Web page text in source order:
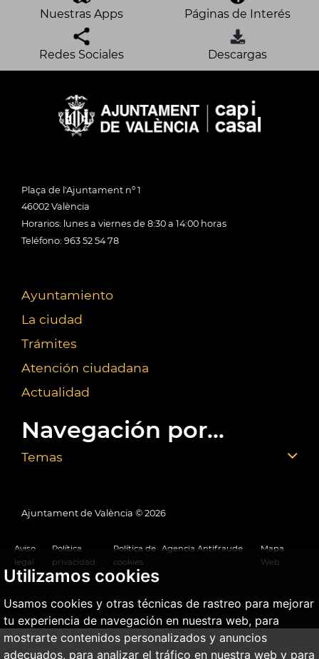
Utilizamos cookies
Usamos cookies y otras técnicas de rastreo para mejorar
tu experiencia de navegación en nuestra web, para
mostrarte contenidos personalizados y anuncios
adecuados, para analizar el tráfico en nuestra web y para
Nuestras Apps Páginas de Interés
Redes Sociales Descargas
Plaça de l'Ajuntament nº 1
46002 València
Horarios: lunes a viernes de 8:30 a 14:00 horas
Teléfono: 963 52 54 78
Ayuntamiento
La ciudad
Trámites
Atención ciudadana
Actualidad
Navegación por...
Temas
Ajuntament de València © 2026
Aviso
legal
Política
privacidad
Política de
cookies
Agencia Antifraude
Mapa
Web